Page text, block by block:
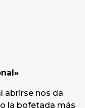
abrirse nos da
la bofetada más